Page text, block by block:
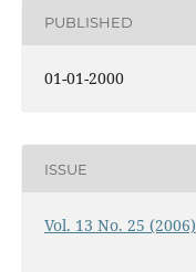
PUBLISHED
01-01-2000
ISSUE
Vol. 13 No. 25 (2006)